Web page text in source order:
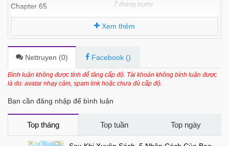
Chapter 65 7 tháng trước
Chapter 63 7 tháng trước
Chapter 62 7 tháng trước
Chapter 61 7 tháng trước
7 tháng trước
Chapter 58 7 tháng trước
Chapter 57
Xem thêm
Nettruyen (0) Facebook ()
Bình luận không được tính để tăng cấp độ. Tài khoản không bình luận được
là do: avatar nhạy cảm, spam link hoặc chưa đủ cấp độ.
Bạn cần đăng nhập để bình luận
Top tháng Top tuần Top ngày